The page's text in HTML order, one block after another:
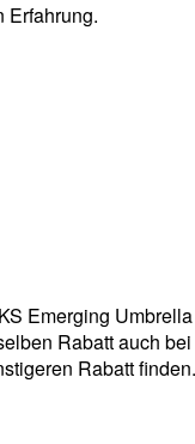
Erfahrung.
Emerging
Rabatt auch
Rabatt finden.